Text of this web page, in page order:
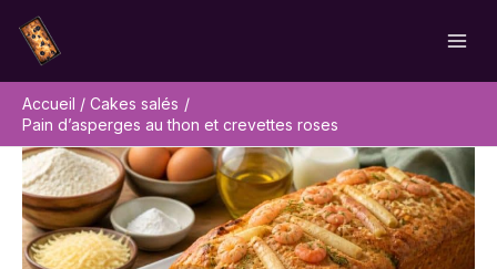
contenu
Accueil
Cakes salés
Pain d’asperges au thon et crevettes roses
Rechercher